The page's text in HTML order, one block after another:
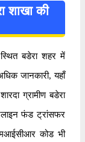
शाखा की
बडेरा शहर में
जानकारी, यहाँ
ग्रामीण बडेरा
फंड ट्रांसफर
कोड भी